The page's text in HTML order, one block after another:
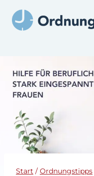
Inhalt
springen
Start / Ordnungstipps